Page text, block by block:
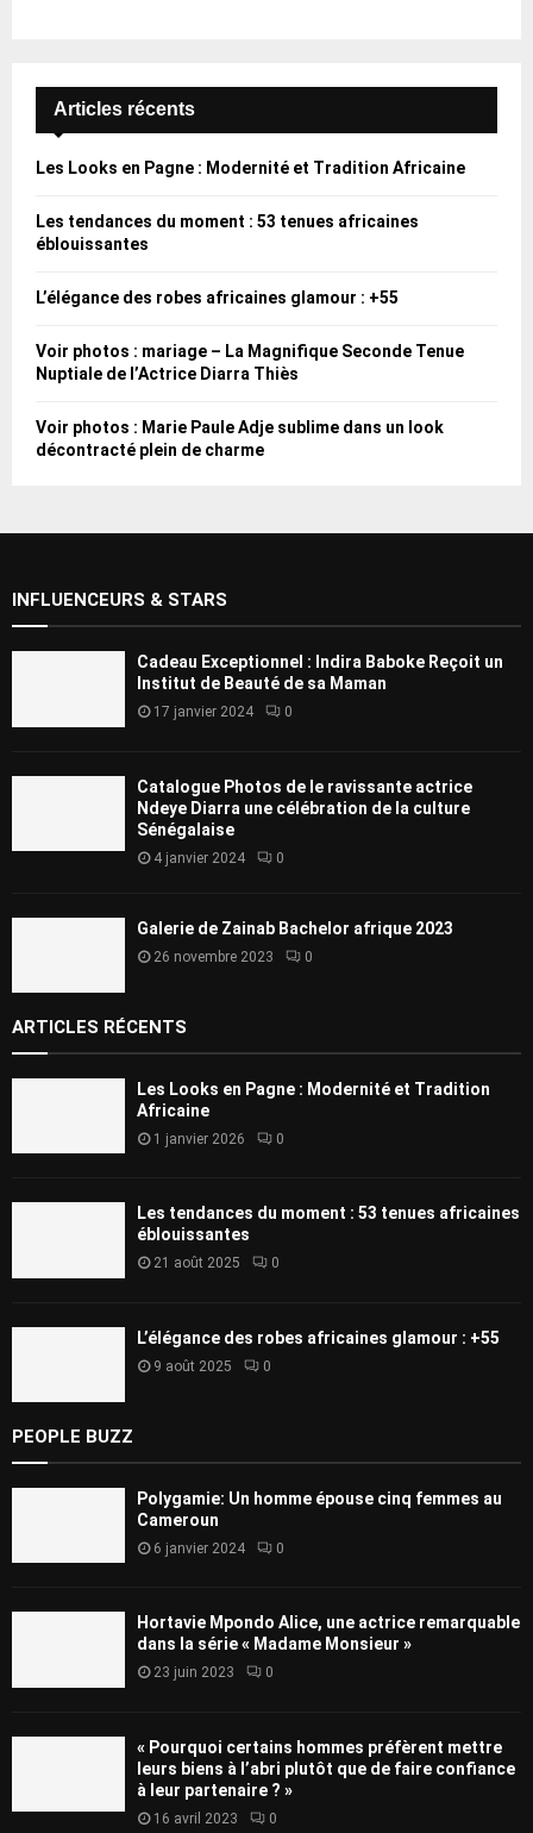
Articles récents
Les Looks en Pagne : Modernité et Tradition Africaine
Les tendances du moment : 53 tenues africaines
éblouissantes
L’élégance des robes africaines glamour : +55
Voir photos : mariage – La Magnifique Seconde Tenue
Nuptiale de l’Actrice Diarra Thiès
Voir photos : Marie Paule Adje sublime dans un look
décontracté plein de charme
INFLUENCEURS & STARS
Cadeau Exceptionnel : Indira Baboke Reçoit un
Institut de Beauté de sa Maman
17 janvier 2024 0
Catalogue Photos de le ravissante actrice
Ndeye Diarra une célébration de la culture
Sénégalaise
4 janvier 2024 0
Galerie de Zainab Bachelor afrique 2023
26 novembre 2023 0
ARTICLES RÉCENTS
Les Looks en Pagne : Modernité et Tradition
Africaine
1 janvier 2026 0
Les tendances du moment : 53 tenues africaines
éblouissantes
21 août 2025 0
L’élégance des robes africaines glamour : +55
9 août 2025 0
PEOPLE BUZZ
Polygamie: Un homme épouse cinq femmes au
Cameroun
6 janvier 2024 0
Hortavie Mpondo Alice, une actrice remarquable
dans la série « Madame Monsieur »
23 juin 2023 0
« Pourquoi certains hommes préfèrent mettre
leurs biens à l’abri plutôt que de faire confiance
à leur partenaire ? »
16 avril 2023 0